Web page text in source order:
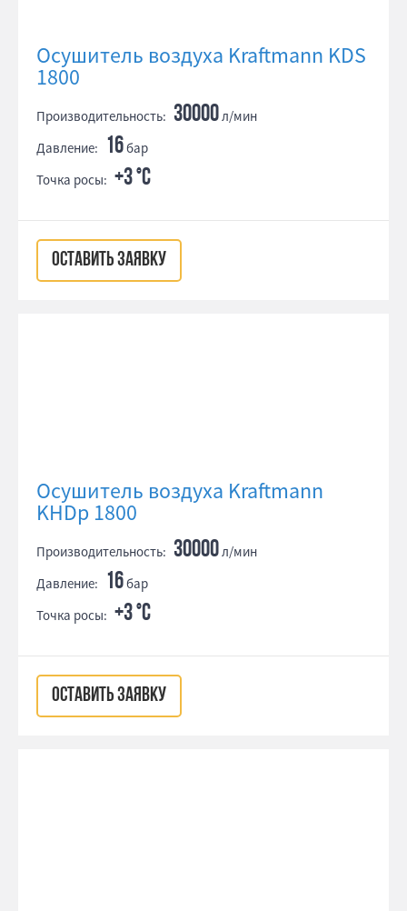
Осушитель воздуха Kraftmann KDS
1800
Производительность: 30000л/мин
Давление: 16бар
Точка росы: +3 °С
ОСТАВИТЬ ЗАЯВКУ
Осушитель воздуха Kraftmann
KHDp 1800
Производительность: 30000л/мин
Давление: 16бар
Точка росы: +3 °С
ОСТАВИТЬ ЗАЯВКУ